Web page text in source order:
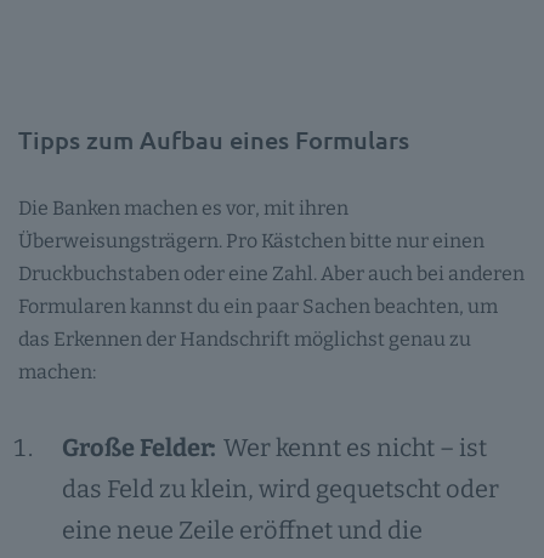
Tipps zum Aufbau eines Formulars
Die Banken machen es vor, mit ihren
Überweisungsträgern. Pro Kästchen bitte nur einen
Druckbuchstaben oder eine Zahl. Aber auch bei anderen
Formularen kannst du ein paar Sachen beachten, um
das Erkennen der Handschrift möglichst genau zu
machen:
Große Felder: Wer kennt es nicht – ist
das Feld zu klein, wird gequetscht oder
eine neue Zeile eröffnet und die